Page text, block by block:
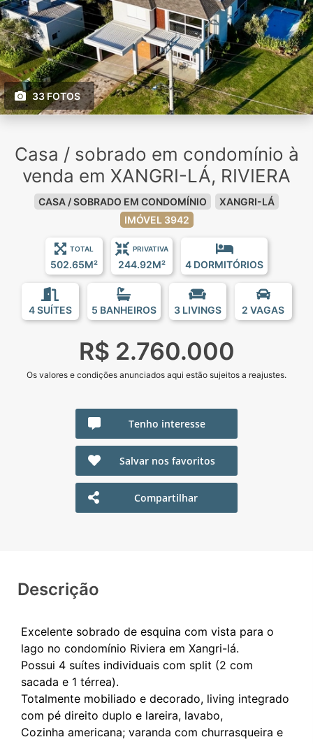
33 FOTOS
Casa / sobrado em condomínio à
venda em XANGRI-LÁ, RIVIERA
CASA / SOBRADO EM CONDOMÍNIO
XANGRI-LÁ
IMÓVEL 3942
TOTAL
502.65M²
PRIVATIVA
244.92M² 4 DORMITÓRIOS
4 SUÍTES 5 BANHEIROS 3 LIVINGS 2 VAGAS
R$ 2.760.000
Os valores e condições anunciados aqui estão sujeitos a reajustes.
Tenho interesse
Salvar nos favoritos
Compartilhar
Descrição
Excelente sobrado de esquina com vista para o
lago no condomínio Riviera em Xangri-lá.
Possui 4 suítes individuais com split (2 com
sacada e 1 térrea).
Totalmente mobiliado e decorado, living integrado
com pé direito duplo e lareira, lavabo,
Cozinha americana; varanda com churrasqueira e